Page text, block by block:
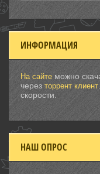
ИНФОРМАЦИЯ
На сайте можно
через торрент клиент
скорости.
НАШ ОПРОС